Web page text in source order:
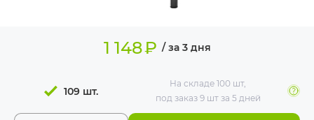
1 148₽ / за 3 дня
109 шт.
На складе100 шт,
под заказ 9 штза 5 дней